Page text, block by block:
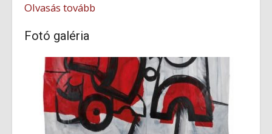
Olvasás tovább
Fotó galéria